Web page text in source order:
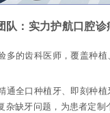
队：实力护航口腔诊
多的齿科医师，覆盖种
通全口种植牙、即刻种
杂缺牙问题，为患者定制